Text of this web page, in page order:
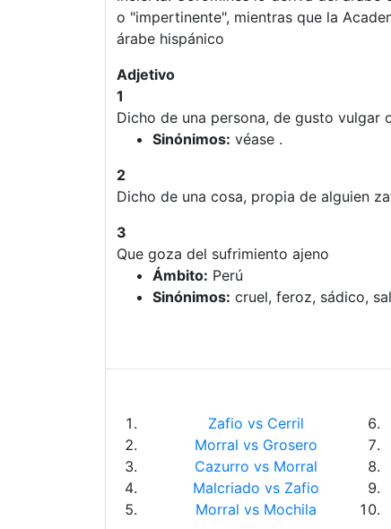
o "impertinente", mientras que la
árabe hispánico
Adjetivo
1
Dicho de una persona, de gusto vulgar
Sinónimos: véase .
2
Dicho de una cosa, propia de alguien
3
Que goza del sufrimiento ajeno
Ámbito: Perú
Sinónimos: cruel, feroz, sádico,
Zafio vs Cerril
Morral vs Grosero
Cazurro vs Morral
Malcriado vs Zafio
Morral vs Mochila